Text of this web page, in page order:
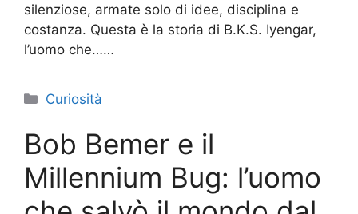
silenziose, armate solo di idee, disciplina e
costanza. Questa è la storia di B.K.S. Iyengar,
l’uomo che……
Categorie
Curiosità
Bob Bemer e il
Millennium Bug: l’uomo